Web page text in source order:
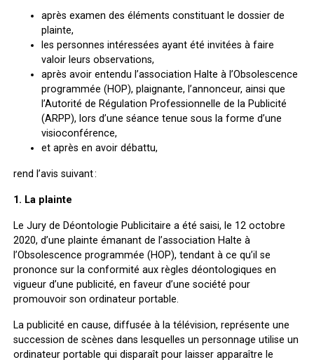
après examen des éléments constituant le dossier de
plainte,
les personnes intéressées ayant été invitées à faire
valoir leurs observations,
après avoir entendu l’association Halte à l’Obsolescence
programmée (HOP), plaignante, l’annonceur, ainsi que
l’Autorité de Régulation Professionnelle de la Publicité
(ARPP), lors d’une séance tenue sous la forme d’une
visioconférence,
et après en avoir débattu,
rend l’avis suivant :
1. La plainte
Le Jury de Déontologie Publicitaire a été saisi, le 12 octobre
2020, d’une plainte émanant de l’association Halte à
l’Obsolescence programmée (HOP), tendant à ce qu’il se
prononce sur la conformité aux règles déontologiques en
vigueur d’une publicité, en faveur d’une société pour
promouvoir son ordinateur portable.
La publicité en cause, diffusée à la télévision, représente une
succession de scènes dans lesquelles un personnage utilise un
ordinateur portable qui disparaît pour laisser apparaître le